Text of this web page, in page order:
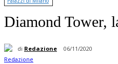
Diamond Tower,
di Redazione 06/11/2020